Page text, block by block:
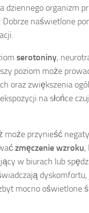
dziennego organizm
naświetlone
serotoniny,
poziom może
oraz zwiększenia
na słońce
może przynieść
zmęczenie wzroku,
w biurach lub
mocno oświetlone